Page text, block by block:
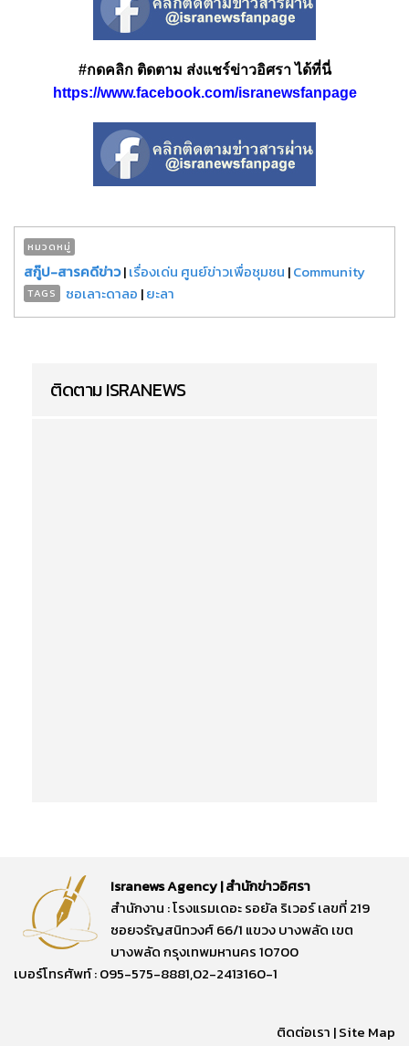
#กดคลิก ติดตาม ส่งแชร์ข่าวอิศรา ได้ที่นี่
https://www.facebook.com/isranewsfanpage
หมวดหมู่
สกู๊ป-สารคดีข่าว|เรื่องเด่น ศูนย์ข่าวเพื่อชุมชน |Community
TAGS ซอเลาะดาลอ |ยะลา
ติดตาม ISRANEWS
Isranews Agency | สำนักข่าวอิศรา
สำนักงาน : โรงแรมเดอะ รอยัล ริเวอร์ เลขที่ 219
ซอยจรัญสนิทวงศ์ 66/1 แขวง บางพลัด เขต
บางพลัด กรุงเทพมหานคร 10700
เบอร์โทรศัพท์ : 095-575-8881,02-2413160-1
ติดต่อเรา |Site Map